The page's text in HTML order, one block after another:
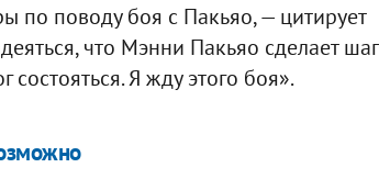
по поводу боя с Пакьяо, — цитирует
что Мэнни Пакьяо сделает шаг
состояться. Я жду этого боя».